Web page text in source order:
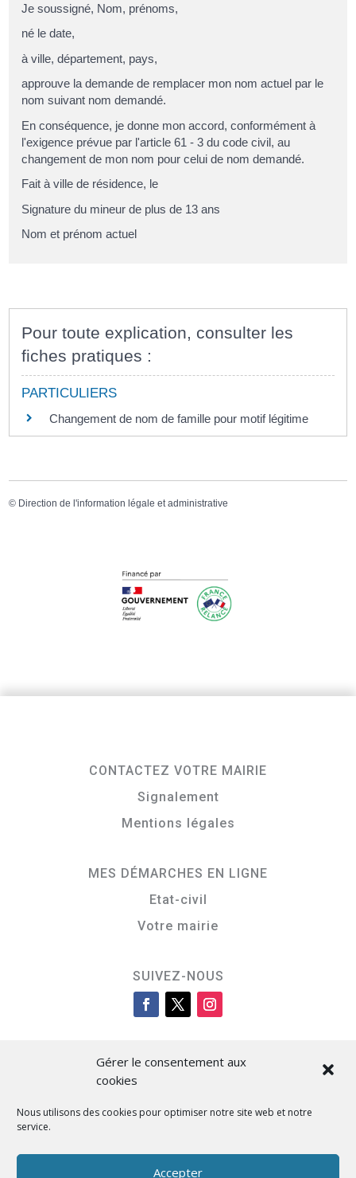
Gérer le consentement aux
cookies
Nous utilisons des cookies pour optimiser notre site web et notre
service.
Accepter
Je soussigné, Nom, prénoms,
né ledate,
àville, département, pays,
approuve la demande de remplacer mon nom actuel par le
nom suivant nom demandé.
En conséquence, je donne mon accord, conformément à
l'exigence prévue par l'article 61 - 3 du code civil, au
changement de mon nom pour celui de nom demandé.
Fait àville de résidence, le
Signature du mineur de plus de 13 ans
Nom et prénom actuel
Pour toute explication, consulter les
fiches pratiques :
PARTICULIERS
Changement de nom de famille pour motif légitime
© Direction de l'information légale et administrative
CONTACTEZ VOTRE MAIRIE
Signalement
Mentions légales
MES DÉMARCHES EN LIGNE
Etat-civil
Votre mairie
SUIVEZ-NOUS
Cità di L’Isula